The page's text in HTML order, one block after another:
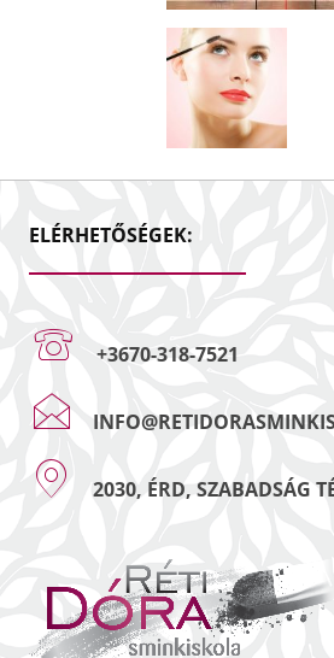
ELÉRHETŐSÉGEK:
+3670-318-7521
2030, ÉRD, SZABADSÁG